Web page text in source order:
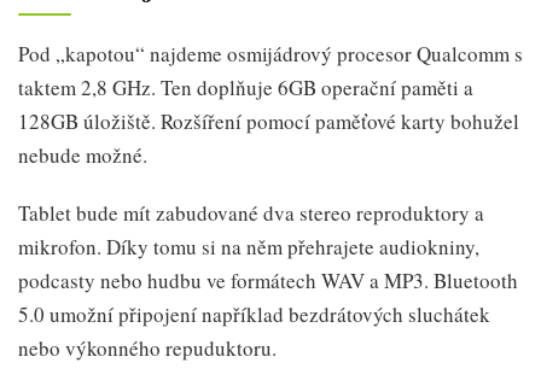
Pod „kapotou“ najdeme osmijádrový procesor Qualcomm s
taktem 2,8 GHz. Ten doplňuje 6GB operační paměti a
128GB úložiště. Rozšíření pomocí paměťové karty bohužel
nebude možné.
Tablet bude mít zabudované dva stereo reproduktory a
mikrofon. Díky tomu si na něm přehrajete audiokniny,
podcasty nebo hudbu ve formátech WAV a MP3. Bluetooth
5.0 umožní připojení například bezdrátových sluchátek
nebo výkonného repuduktoru.